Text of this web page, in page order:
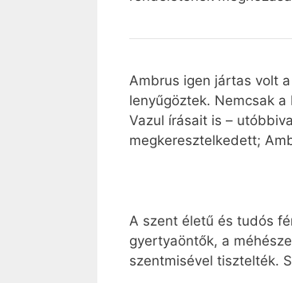
Ambrus igen jártas volt
lenyűgöztek. Nemcsak
Vazul írásait is –
megkeresztelkedett;
A szent életű és tudós
gyertyaöntők, a
szentmisével tisztelték.